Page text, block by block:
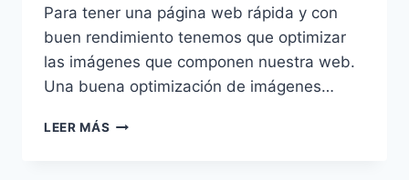
Para tener una página web rápida y con
buen rendimiento tenemos que optimizar
las imágenes que componen nuestra web.
Una buena optimización de imágenes…
LEER MÁS OPTIMIZAR